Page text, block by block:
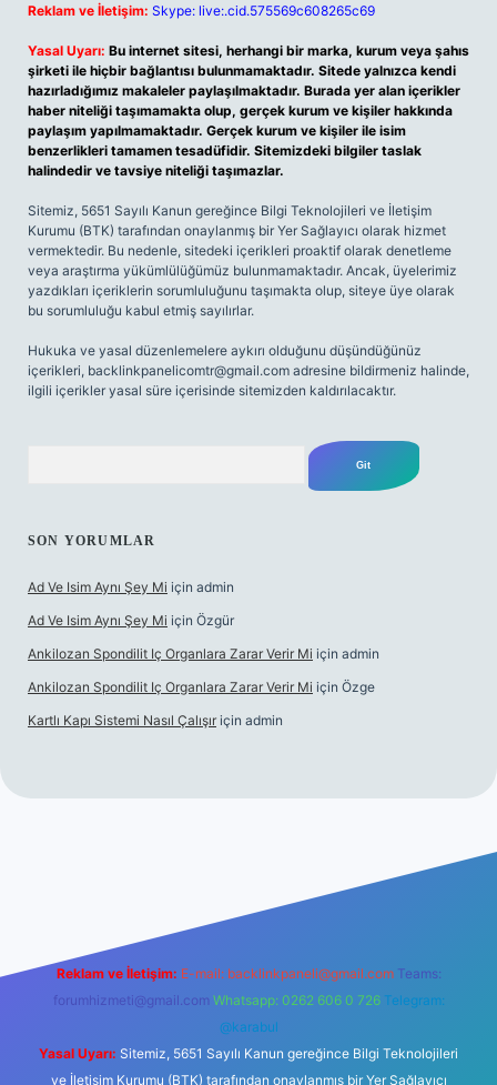
Reklam ve İletişim: Skype: live:.cid.575569c608265c69
Yasal Uyarı: Bu internet sitesi, herhangi bir marka, kurum veya şahıs
şirketi ile hiçbir bağlantısı bulunmamaktadır. Sitede yalnızca kendi
hazırladığımız makaleler paylaşılmaktadır. Burada yer alan içerikler
haber niteliği taşımamakta olup, gerçek kurum ve kişiler hakkında
paylaşım yapılmamaktadır. Gerçek kurum ve kişiler ile isim
benzerlikleri tamamen tesadüfidir. Sitemizdeki bilgiler taslak
halindedir ve tavsiye niteliği taşımazlar.
Sitemiz, 5651 Sayılı Kanun gereğince Bilgi Teknolojileri ve İletişim
Kurumu (BTK) tarafından onaylanmış bir Yer Sağlayıcı olarak hizmet
vermektedir. Bu nedenle, sitedeki içerikleri proaktif olarak denetleme
veya araştırma yükümlülüğümüz bulunmamaktadır. Ancak, üyelerimiz
yazdıkları içeriklerin sorumluluğunu taşımakta olup, siteye üye olarak
bu sorumluluğu kabul etmiş sayılırlar.
Hukuka ve yasal düzenlemelere aykırı olduğunu düşündüğünüz
içerikleri, backlinkpanelicomtr@gmail.com adresine bildirmeniz halinde,
ilgili içerikler yasal süre içerisinde sitemizden kaldırılacaktır.
SON YORUMLAR
Ad Ve Isim Aynı Şey Mi için admin
Ad Ve Isim Aynı Şey Mi için Özgür
Ankilozan Spondilit Iç Organlara Zarar Verir Mi için admin
Ankilozan Spondilit Iç Organlara Zarar Verir Mi için Özge
Kartlı Kapı Sistemi Nasıl Çalışır için admin
Reklam ve İletişim: E-mail: backlinkpaneli@gmail.com Teams:
forumhizmeti@gmail.com Whatsapp: 0262 606 0 726 Telegram:
@karabul
Yasal Uyarı: Sitemiz, 5651 Sayılı Kanun gereğince Bilgi Teknolojileri
ve İletişim Kurumu (BTK) tarafından onaylanmış bir Yer Sağlayıcı